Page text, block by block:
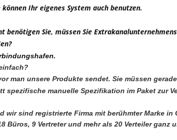
Ihr eigenes System auch benutzen.
Sie, müssen Sie
man unsere Produkte sendet. Sie müssen
manuelle Spezifikation im Paket zur
sind registrierte Firma mit berühmter Marke in
Büros, 9 Vertreter und mehr als 20 Verteiler ganz